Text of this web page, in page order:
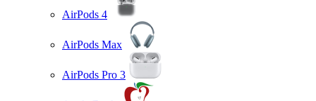
AirPods 4
AirPods Max
AirPods Pro 3